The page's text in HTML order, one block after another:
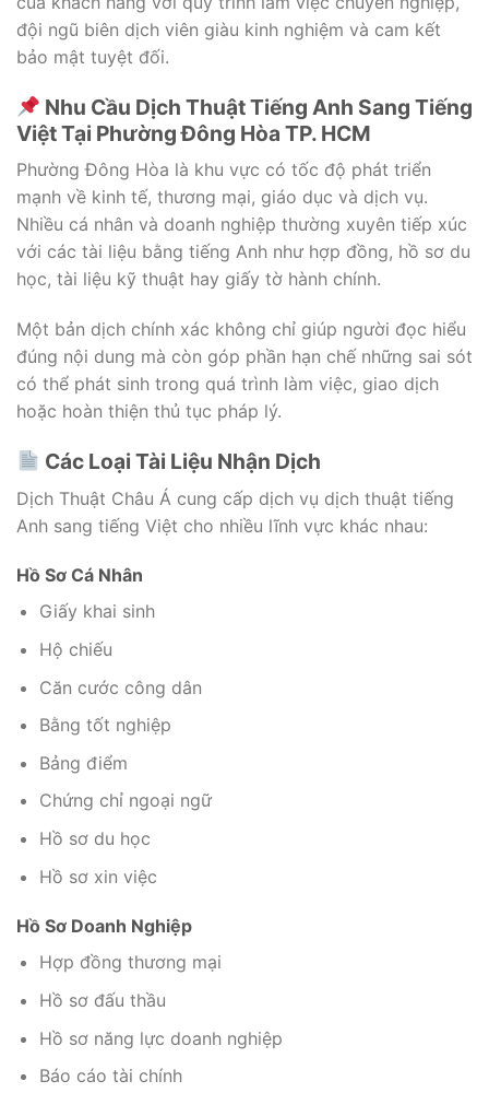
đội ngũ biên dịch viên giàu kinh nghiệm và cam kết
bảo mật tuyệt đối.
Nhu Cầu Dịch Thuật Tiếng Anh Sang Tiếng
Việt Tại Phường Đông Hòa TP. HCM
Phường Đông Hòa là khu vực có tốc độ phát triển
mạnh về kinh tế, thương mại, giáo dục và dịch vụ.
Nhiều cá nhân và doanh nghiệp thường xuyên tiếp xúc
với các tài liệu bằng tiếng Anh như hợp đồng, hồ sơ du
học, tài liệu kỹ thuật hay giấy tờ hành chính.
Một bản dịch chính xác không chỉ giúp người đọc hiểu
đúng nội dung mà còn góp phần hạn chế những sai sót
có thể phát sinh trong quá trình làm việc, giao dịch
hoặc hoàn thiện thủ tục pháp lý.
Các Loại Tài Liệu Nhận Dịch
Dịch Thuật Châu Á cung cấp dịch vụ dịch thuật tiếng
Anh sang tiếng Việt cho nhiều lĩnh vực khác nhau:
Hồ Sơ Cá Nhân
Giấy khai sinh
Hộ chiếu
Căn cước công dân
Bằng tốt nghiệp
Bảng điểm
Chứng chỉ ngoại ngữ
Hồ sơ du học
Hồ sơ xin việc
Hồ Sơ Doanh Nghiệp
Hợp đồng thương mại
Hồ sơ đấu thầu
Hồ sơ năng lực doanh nghiệp
Báo cáo tài chính